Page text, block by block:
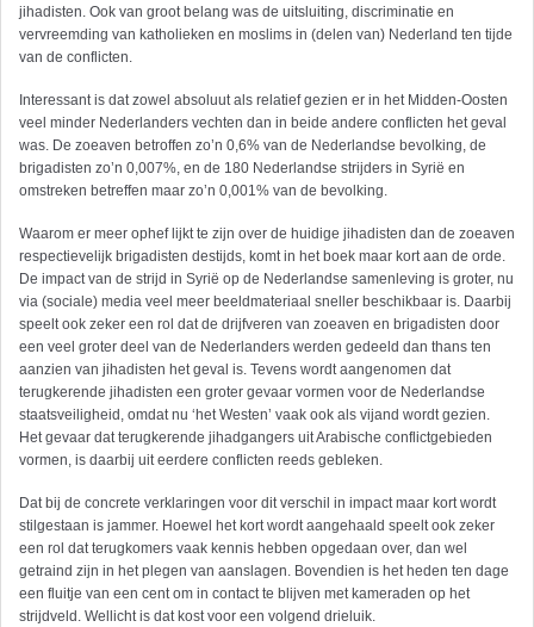
jihadisten. Ook van groot belang was de uitsluiting, discriminatie en
vervreemding van katholieken en moslims in (delen van) Nederland ten tijde
van de conflicten.
Interessant is dat zowel absoluut als relatief gezien er in het Midden-Oosten
veel minder Nederlanders vechten dan in beide andere conflicten het geval
was. De zoeaven betroffen zo’n 0,6% van de Nederlandse bevolking, de
brigadisten zo’n 0,007%, en de 180 Nederlandse strijders in Syrië en
omstreken betreffen maar zo’n 0,001% van de bevolking.
Waarom er meer ophef lijkt te zijn over de huidige jihadisten dan de zoeaven
respectievelijk brigadisten destijds, komt in het boek maar kort aan de orde.
De impact van de strijd in Syrië op de Nederlandse samenleving is groter, nu
via (sociale) media veel meer beeldmateriaal sneller beschikbaar is. Daarbij
speelt ook zeker een rol dat de drijf­veren van zoeaven en brigadisten door
een veel groter deel van de Nederlanders werden gedeeld dan thans ten
aanzien van jihadisten het geval is. Tevens wordt aangenomen dat
terugkerende jihadisten een groter gevaar vormen voor de Nederlandse
staatsveiligheid, omdat nu ‘het Westen’ vaak ook als vijand wordt gezien.
Het gevaar dat terugkerende jihadgangers uit Arabische conflictgebieden
vormen, is daarbij uit eerdere conflicten reeds gebleken.
Dat bij de concrete verklaringen voor dit verschil in impact maar kort wordt
stilgestaan is jammer. Hoewel het kort wordt aangehaald speelt ook zeker
een rol dat terugkomers vaak kennis hebben opgedaan over, dan wel
getraind zijn in het plegen van aanslagen. Bovendien is het heden ten dage
een fluitje van een cent om in contact te blijven met kameraden op het
strijdveld. Wellicht is dat kost voor een volgend drieluik.